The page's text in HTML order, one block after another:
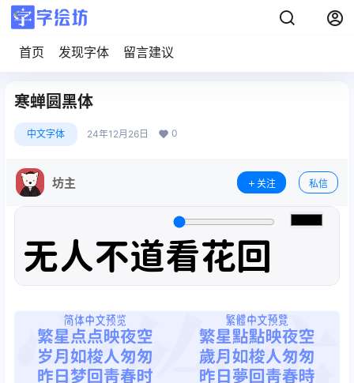
首页 发现字体 留言建议
寒蝉圆黑体
中文字体 24年12月26日 0
坊主 关注 私信
无人不道看花回